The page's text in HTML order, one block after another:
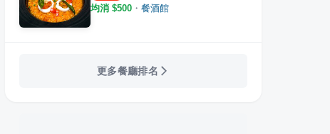
4.6
均消 $500 ・ 餐酒館
更多餐廳排名